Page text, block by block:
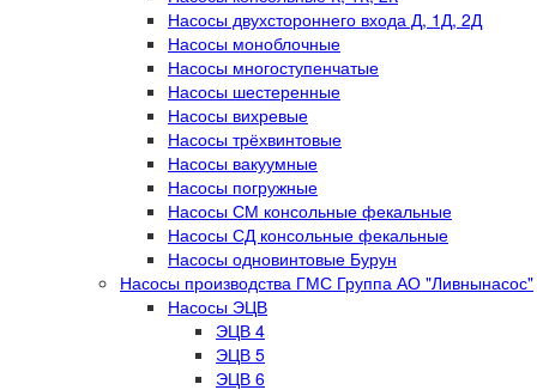
Насосы двухстороннего входа Д, 1Д, 2Д
Насосы моноблочные
Насосы многоступенчатые
Насосы шестеренные
Насосы вихревые
Насосы трёхвинтовые
Насосы вакуумные
Насосы погружные
Насосы СМ консольные фекальные
Насосы СД консольные фекальные
Насосы одновинтовые Бурун
Насосы производства ГМС Группа АО "Ливнынасос"
Насосы ЭЦВ
ЭЦВ 4
ЭЦВ 5
ЭЦВ 6